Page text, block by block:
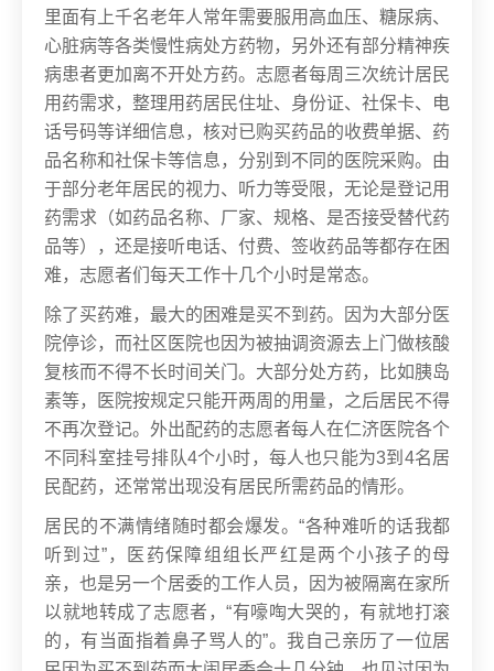
里面有上千名老年人常年需要服用高血压、糖尿病、
心脏病等各类慢性病处方药物，另外还有部分精神疾
病患者更加离不开处方药。志愿者每周三次统计居民
用药需求，整理用药居民住址、身份证、社保卡、电
话号码等详细信息，核对已购买药品的收费单据、药
品名称和社保卡等信息，分别到不同的医院采购。由
于部分老年居民的视力、听力等受限，无论是登记用
药需求（如药品名称、厂家、规格、是否接受替代药
品等），还是接听电话、付费、签收药品等都存在困
难，志愿者们每天工作十几个小时是常态。
除了买药难，最大的困难是买不到药。因为大部分医
院停诊，而社区医院也因为被抽调资源去上门做核酸
复核而不得不长时间关门。大部分处方药，比如胰岛
素等，医院按规定只能开两周的用量，之后居民不得
不再次登记。外出配药的志愿者每人在仁济医院各个
不同科室挂号排队4个小时，每人也只能为3到4名居
民配药，还常常出现没有居民所需药品的情形。
居民的不满情绪随时都会爆发。“各种难听的话我都
听到过”，医药保障组组长严红是两个小孩子的母
亲，也是另一个居委的工作人员，因为被隔离在家所
以就地转成了志愿者，“有嚎啕大哭的，有就地打滚
的，有当面指着鼻子骂人的”。我自己亲历了一位居